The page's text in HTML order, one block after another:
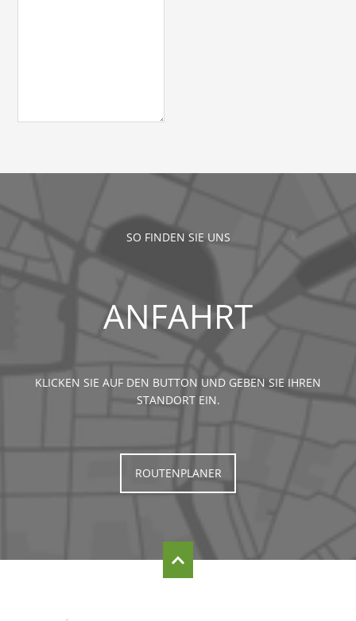
SO FINDEN SIE UNS
ANFAHRT
KLICKEN SIE AUF DEN BUTTON UND GEBEN SIE IHREN
STANDORT EIN.
ROUTENPLANER